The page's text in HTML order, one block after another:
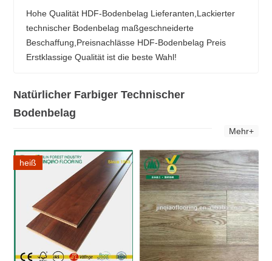
Hohe Qualität HDF-Bodenbelag Lieferanten,Lackierter
technischer Bodenbelag maßgeschneiderte
Beschaffung,Preisnachlässe HDF-Bodenbelag Preis
Erstklassige Qualität ist die beste Wahl!
Natürlicher Farbiger Technischer
Bodenbelag
Mehr+
heiß